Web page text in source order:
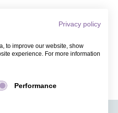
Privacy policy
to improve our website, show
experience. For more information
Performance